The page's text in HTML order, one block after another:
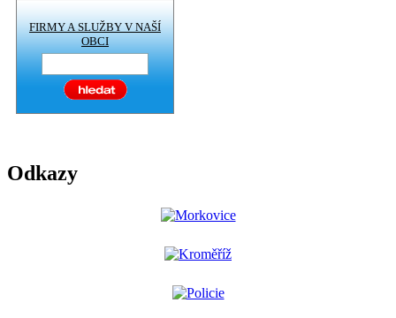
FIRMY A SLUŽBY V NAŠÍ
OBCI
Odkazy